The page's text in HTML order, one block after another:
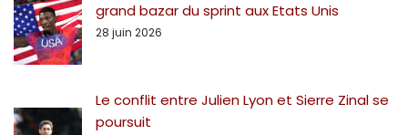
grand bazar du sprint aux Etats Unis
28 juin 2026
Le conflit entre Julien Lyon et Sierre Zinal se
poursuit